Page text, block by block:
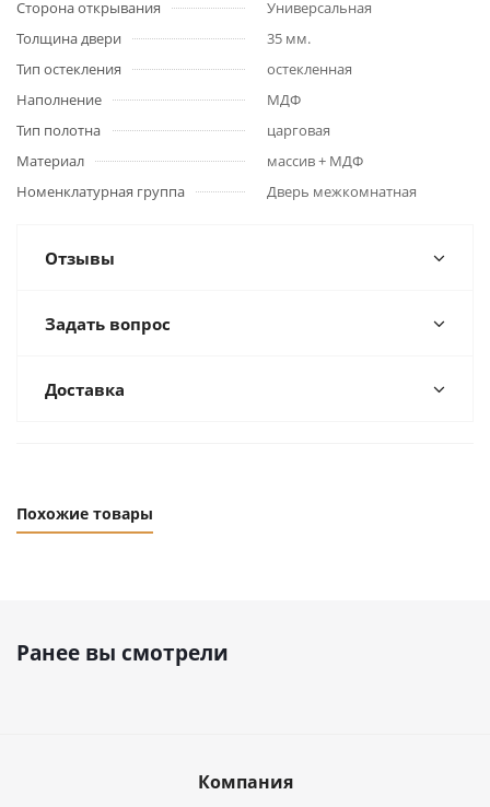
Сторона открывания
Универсальная
Толщина двери
35 мм.
Тип остекления
остекленная
Наполнение
МДФ
Тип полотна
царговая
Материал
массив + МДФ
Номенклатурная группа
Дверь межкомнатная
Отзывы
Задать вопрос
Доставка
Похожие товары
Ранее вы смотрели
Компания